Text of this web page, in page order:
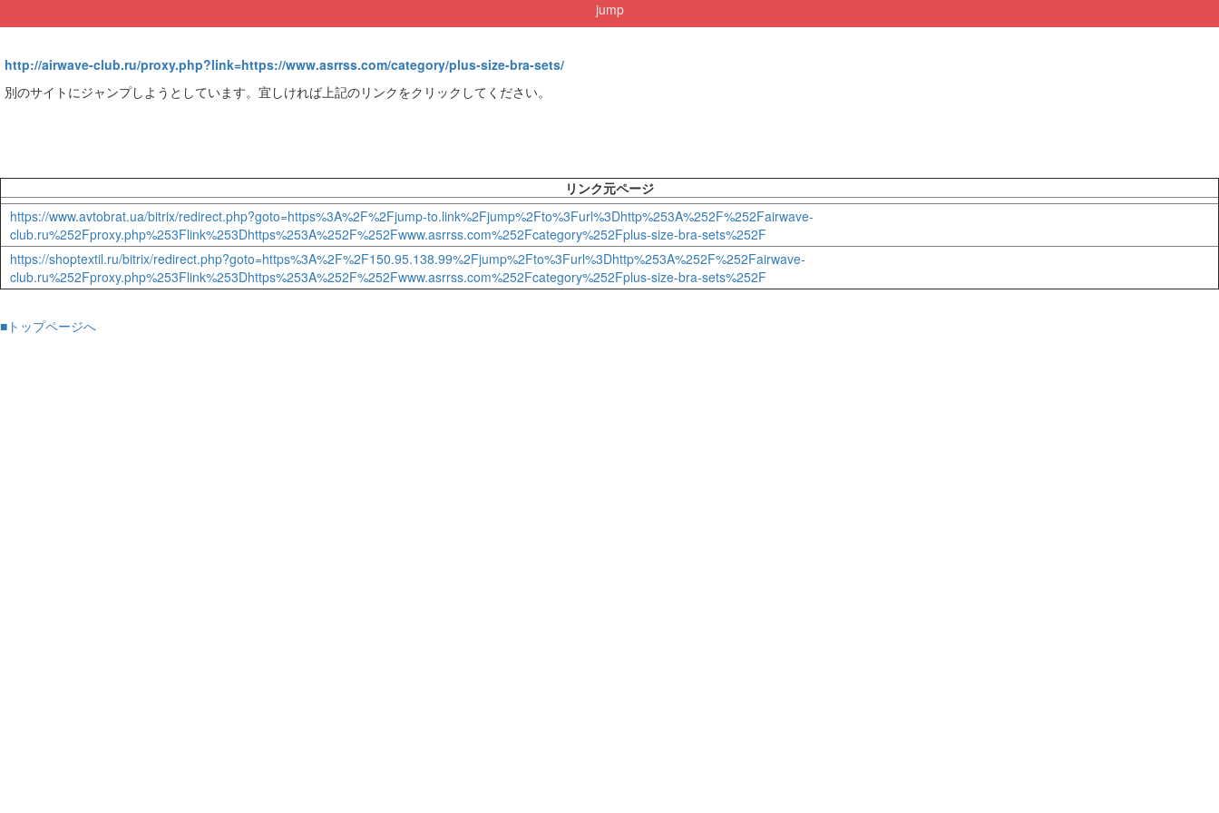
jump
http://airwave-club.ru/proxy.php?link=https://www.asrrss.com/category/plus-size-bra-sets/
別のサイトにジャンプしようとしています。宜しければ上記のリンクをクリックしてください。
リンク元ページ
https://www.avtobrat.ua/bitrix/redirect.php?goto=https%3A%2F%2Fjump-to.link%2Fjump%2Fto%3Furl%3Dhttp%253A%252F%252Fairwave-
club.ru%252Fproxy.php%253Flink%253Dhttps%253A%252F%252Fwww.asrrss.com%252Fcategory%252Fplus-size-bra-sets%252F
https://shoptextil.ru/bitrix/redirect.php?goto=https%3A%2F%2F150.95.138.99%2Fjump%2Fto%3Furl%3Dhttp%253A%252F%252Fairwave-
club.ru%252Fproxy.php%253Flink%253Dhttps%253A%252F%252Fwww.asrrss.com%252Fcategory%252Fplus-size-bra-sets%252F
■トップページへ